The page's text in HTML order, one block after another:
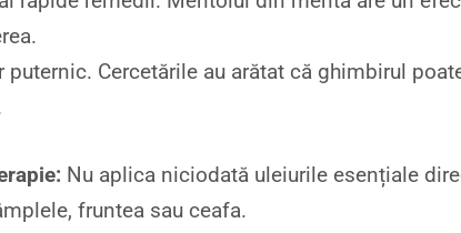
puternic. Cercetările au arătat că ghimbirul
Nu aplica niciodată uleiurile esențiale
fruntea sau ceafa.